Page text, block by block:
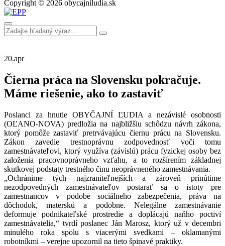
Copyright © 2026 obycajniludia.sk
20.apr
Čierna práca na Slovensku pokračuje.
Máme riešenie, ako to zastaviť
Poslanci za hnutie OBYČAJNÍ ĽUDIA a nezávislé osobnosti
(OĽANO-NOVA) predložia na najbližšiu schôdzu návrh zákona,
ktorý pomôže zastaviť pretrvávajúcu čiernu prácu na Slovensku.
Zákon zavedie trestnoprávnu zodpovednosť voči tomu
zamestnávateľovi, ktorý využíva (závislú) prácu fyzickej osoby bez
založenia pracovnoprávneho vzťahu, a to rozšírením základnej
skutkovej podstaty trestného činu neoprávneného zamestnávania.
„Ochránime tých najzraniteľnejších a zároveň prinútime
nezodpovedných zamestnávateľov postarať sa o istoty pre
zamestnancov v podobe sociálneho zabezpečenia, práva na
dôchodok, materskú a podobne. Nelegálne zamestnávanie
deformuje podnikateľské prostredie a doplácajú naňho poctiví
zamestnávatelia,“ tvrdí poslanec Ján Marosz, ktorý už v decembri
minulého roka spolu s viacerými svedkami – oklamanými
robotníkmi – verejne upozornil na tieto špinavé praktiky.